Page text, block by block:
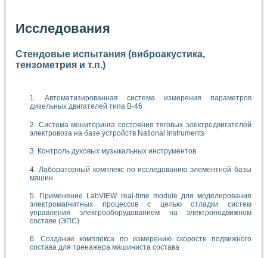
Исследования
Стендовые испытания (виброакустика,
тензометрия и т.п.)
Автоматизированная система измерения параметров
дизельных двигателей типа В-46
Система мониторинга состояния тяговых электродвигателей
электровоза на базе устройств National Instruments
Контроль духовых музыкальных инструментов
Лабораторный комплекс по исследованию элементной базы
машин
Применение LabVIEW real-time module для моделирования
электромагнитных процессов с целью отладки систем
управления электрооборудованием на электроподвижном
составе (ЭПС)
Создание комплекса по измерению скорости подвижного
состава для тренажера машиниста состава